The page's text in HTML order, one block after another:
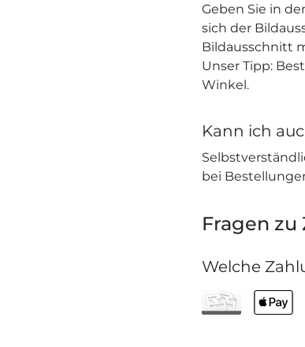
Geben Sie in
sich der
Bildausschnitt
Unser Tipp:
Winkel.
Kann ich
bei
Fragen zu
Welche